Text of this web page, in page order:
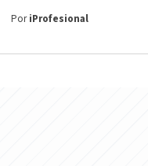
PoriProfesional